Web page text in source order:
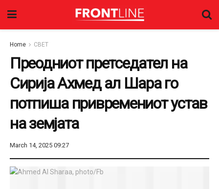
Home СВЕТ
Преодниот претседател на
Сирија Ахмед ал Шара го
потпиша привремениот устав
на земјата
March 14, 2025 09:27